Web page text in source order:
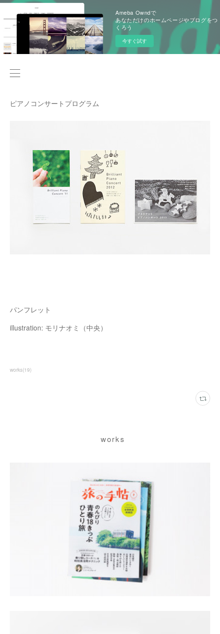
Ameba Owndで
あなただけのホームページやブログをつ
くろう
今すぐ試す
ピアノコンサートプログラム
パンフレット
illustration: モリナオミ（中央）
works(19)
works